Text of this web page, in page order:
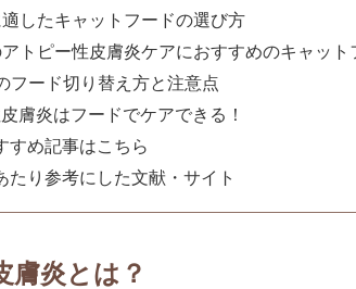
したキャットフードの選び方
トピー性皮膚炎ケアにおすすめのキャット
フード切り替え方と注意点
膚炎はフードでケアできる！
すめ記事はこちら
たり参考にした文献・サイト
膚炎とは？